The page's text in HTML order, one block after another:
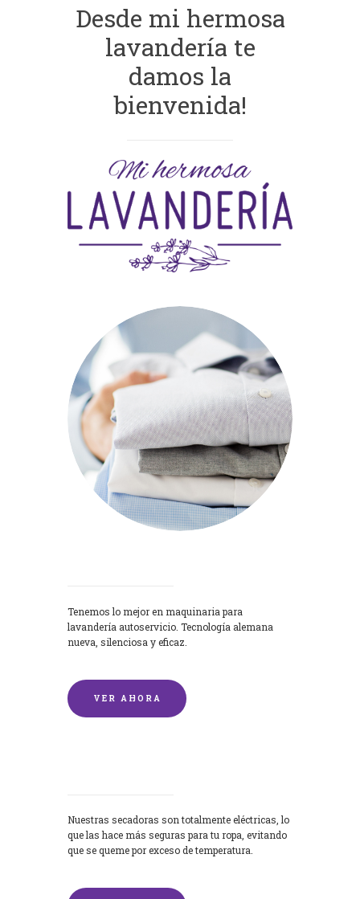
Desde mi hermosa
lavandería te
damos la
bienvenida!
Tenemos lo mejor en maquinaria para
lavandería autoservicio. Tecnología alemana
nueva, silenciosa y eficaz.
VER AHORA
Nuestras secadoras son totalmente eléctricas, lo
que las hace más seguras para tu ropa, evitando
que se queme por exceso de temperatura.